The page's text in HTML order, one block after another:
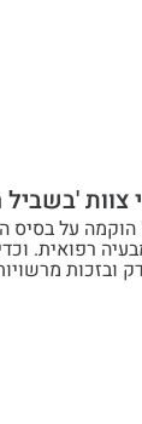
בסיס הרצון
וכדי
המס